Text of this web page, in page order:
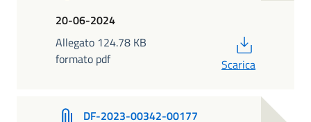
20-06-2024
Allegato 124.78 KB
formato pdf
Scarica
DF-2023-00342-00177